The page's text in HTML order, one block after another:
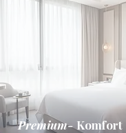
Premium-Komfort